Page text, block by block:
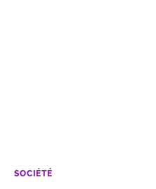
SOCIÉTÉ